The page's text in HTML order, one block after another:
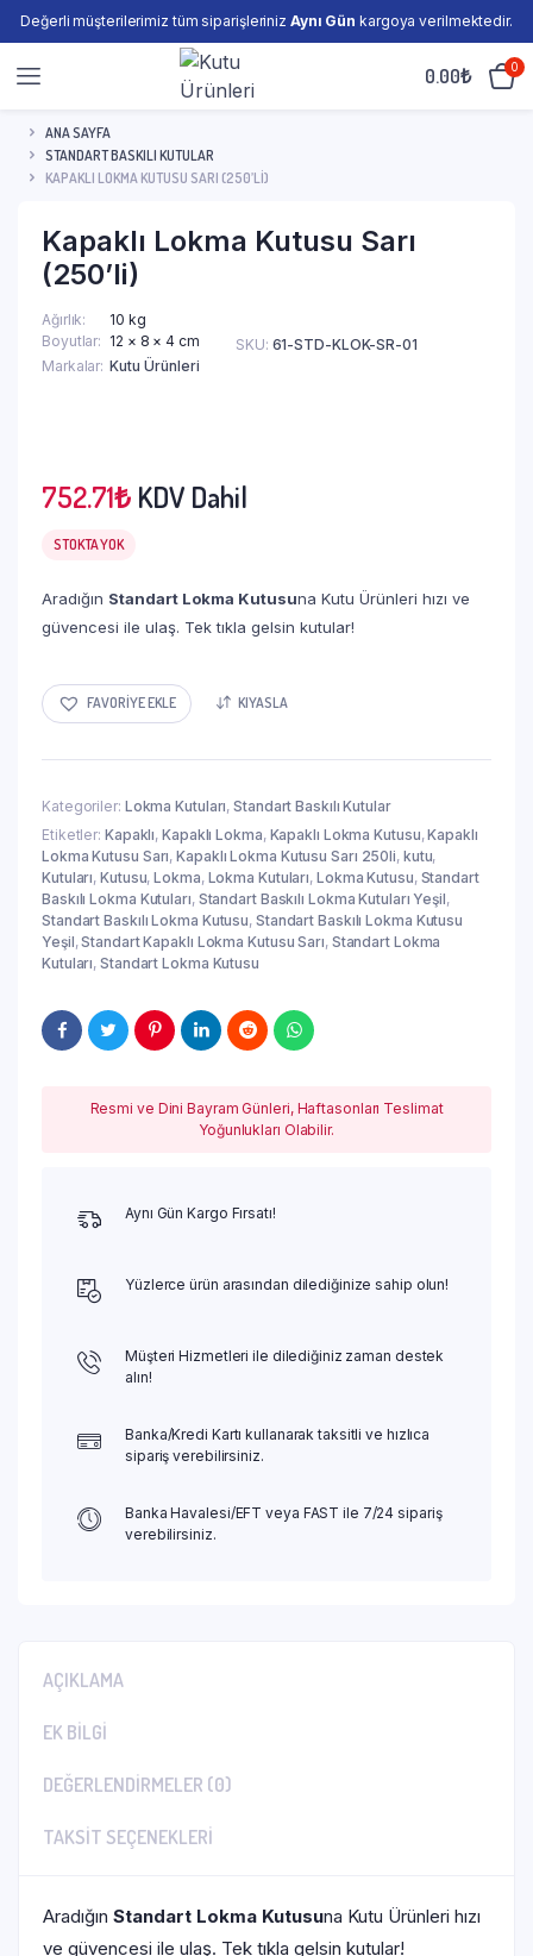
Değerli müşterilerimiz tüm siparişleriniz Aynı Gün kargoya verilmektedir.
0.00₺ 0
ANA SAYFA
STANDART BASKILI KUTULAR
KAPAKLI LOKMA KUTUSU SARI (250’LI)
Kapaklı Lokma Kutusu Sarı
(250’li)
Ağırlık
10 kg
Boyutlar
12 × 8 × 4 cm
Markalar Kutu Ürünleri
SKU: 61-STD-KLOK-SR-01
752.71₺ KDV Dahil
STOKTA YOK
Aradığın Standart Lokma Kutusuna Kutu Ürünleri hızı ve
güvencesi ile ulaş. Tek tıkla gelsin kutular!
FAVORIYE EKLE KIYASLA
Kategoriler: Lokma Kutuları,Standart Baskılı Kutular
Etiketler: Kapaklı,Kapaklı Lokma, Kapaklı Lokma Kutusu,Kapaklı
Lokma Kutusu Sarı,Kapaklı Lokma Kutusu Sarı 250li, kutu,
Kutuları,Kutusu,Lokma, Lokma Kutuları, Lokma Kutusu, Standart
Baskılı Lokma Kutuları, Standart Baskılı Lokma Kutuları Yeşil,
Standart Baskılı Lokma Kutusu, Standart Baskılı Lokma Kutusu
Yeşil,Standart Kapaklı Lokma Kutusu Sarı, Standart Lokma
Kutuları,Standart Lokma Kutusu
Resmi ve Dini Bayram Günleri, Haftasonları Teslimat
Yoğunlukları Olabilir.
Aynı Gün Kargo Fırsatı!
Yüzlerce ürün arasından dilediğinize sahip olun!
Müşteri Hizmetleri ile dilediğiniz zaman destek
alın!
Banka/Kredi Kartı kullanarak taksitli ve hızlıca
sipariş verebilirsiniz.
Banka Havalesi/EFT veya FAST ile 7/24 sipariş
verebilirsiniz.
AÇIKLAMA
EK BILGI
DEĞERLENDIRMELER (0)
TAKSIT SEÇENEKLERI
Aradığın Standart Lokma Kutusuna Kutu Ürünleri hızı
ve güvencesi ile ulaş. Tek tıkla gelsin kutular!